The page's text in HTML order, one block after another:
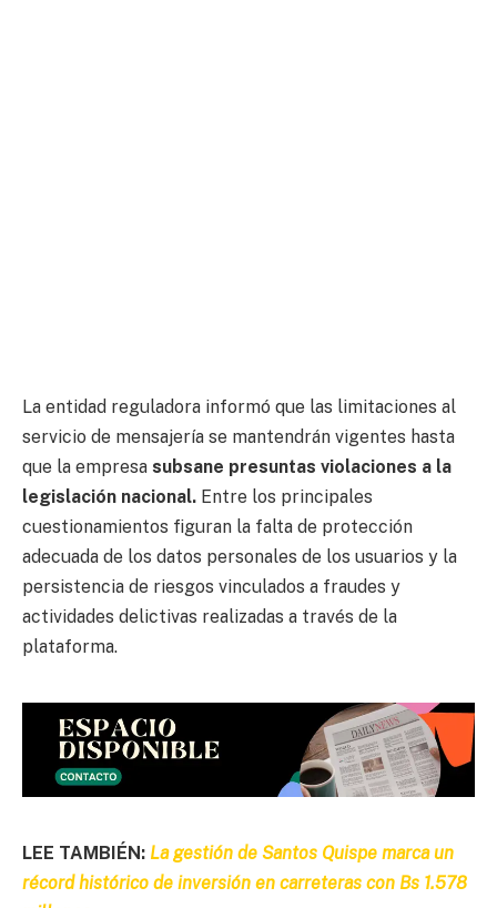
La entidad reguladora informó que las limitaciones al
servicio de mensajería se mantendrán vigentes hasta
que la empresa subsane presuntas violaciones a la
legislación nacional. Entre los principales
cuestionamientos figuran la falta de protección
adecuada de los datos personales de los usuarios y la
persistencia de riesgos vinculados a fraudes y
actividades delictivas realizadas a través de la
plataforma.
LEE TAMBIÉN: La gestión de Santos Quispe marca un
récord histórico de inversión en carreteras con Bs 1.578